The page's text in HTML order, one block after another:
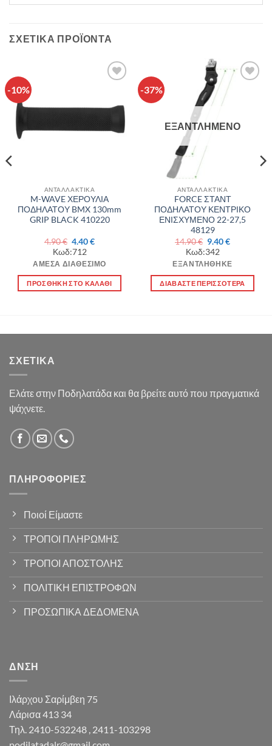
ΣΧΕΤΙΚΆ ΠΡΟΪΌΝΤΑ
-10%
επιθυμιών
ΑΝΤΑΛΛΑΚΤΙΚΑ
M-WAVE ΧΕΡΟΥΛΙΑ
ΠΟΔΗΛΑΤΟΥ BMX 130mm
GRIP BLACK 410220
4.90€ Original
price
was:
4.90 €.
4.40€Η
είναι:
Κωδ:712
ΆΜΕΣΑ ΔΙΑΘΈΣΙΜΟ
ΠΡΟΣΘΉΚΗ ΣΤΟ ΚΑΛΆΘΙ
-37%
Πρόσθήκη
στην λίστα
ΕΞΑΝΤΛΗΜΈΝΟ
ΑΝΤΑΛΛΑΚΤΙΚΑ
FORCE ΣΤΑΝΤ
ΠΟΔΗΛΑΤΟΥ ΚΕΝΤΡΙΚΟ
ΕΝΙΣΧΥΜΕΝΟ 22-27,5
48129
14.90€ Original
price
was:
14.90 €.
9.40€Η
είναι:
Κωδ:342
ΕΞΑΝΤΛΉΘΗΚΕ
ΔΙΑΒΆΣΤΕ ΠΕΡΙΣΣΌΤΕΡΑ
ΣΧΕΤΙΚΆ
Ελάτε στην Ποδηλατάδα και θα βρείτε αυτό που πραγματικά
ψάχνετε.
ΠΛΗΡΟΦΟΡΊΕΣ
Ποιοί Είμαστε
ΤΡΟΠΟΙ ΠΛΗΡΩΜΗΣ
ΤΡΟΠΟΙ ΑΠΟΣΤΟΛΗΣ
ΠΟΛΙΤΙΚΗ ΕΠΙΣΤΡΟΦΩΝ
ΠΡΟΣΩΠΙΚΑ ΔΕΔΟΜΕΝΑ
ΔΝΣΗ
Ιλάρχου Σαρίμβεη 75
Λάρισα 413 34
Τηλ. 2410-532248 , 2411-103298